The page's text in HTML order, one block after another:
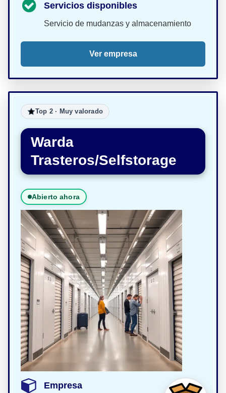
Servicios disponibles
Servicio de mudanzas y almacenamiento
Ver empresa
Top 2 · Muy valorado
Warda
Trasteros/Selfstorage
Abierto ahora
Empresa